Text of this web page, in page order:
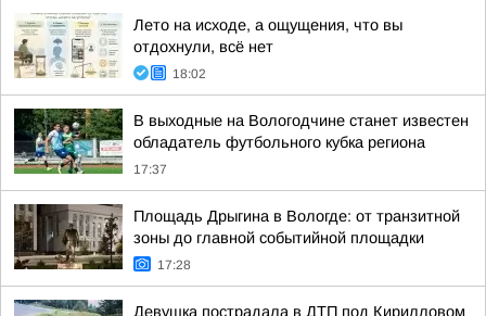
Лето на исходе, а ощущения, что вы
отдохнули, всё нет
18:02
В выходные на Вологодчине станет известен
обладатель футбольного кубка региона
17:37
Площадь Дрыгина в Вологде: от транзитной
зоны до главной событийной площадки
17:28
Девушка пострадала в ДТП под Кирилловом